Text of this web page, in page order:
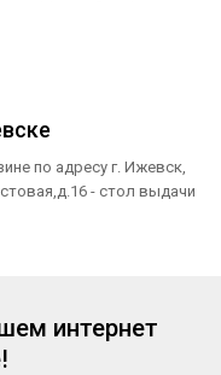
по адресу г. Ижевск,
- стол выдачи
интернет